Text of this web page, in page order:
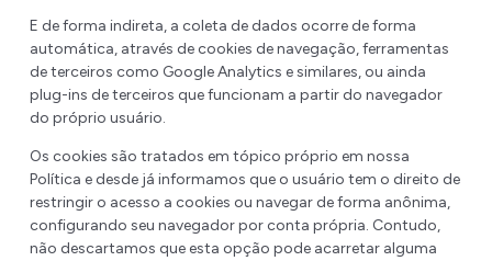
E de forma indireta, a coleta de dados ocorre de forma
automática, através de cookies de navegação, ferramentas
de terceiros como Google Analytics e similares, ou ainda
plug-ins de terceiros que funcionam a partir do navegador
do próprio usuário.
Os cookies são tratados em tópico próprio em nossa
Política e desde já informamos que o usuário tem o direito de
restringir o acesso a cookies ou navegar de forma anônima,
configurando seu navegador por conta própria. Contudo,
não descartamos que esta opção pode acarretar alguma